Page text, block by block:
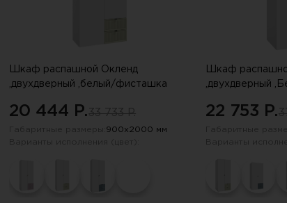
Шкаф распашной Окленд
,двухдверный ,белый/фисташка
20 444 P.
900х2000 мм
Шкаф
,двухдверный
22 753 P.